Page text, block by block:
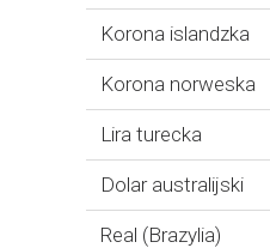
Korona islandzka
Korona norweska
Lira turecka
Dolar australijski
Real (Brazylia)